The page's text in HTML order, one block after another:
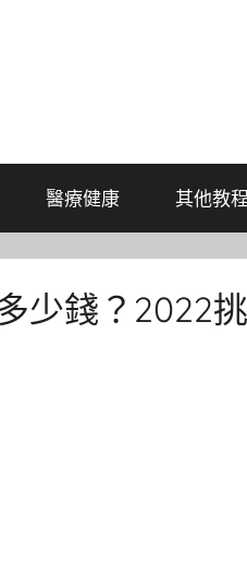
醫療健康 其他教程
少錢？2022